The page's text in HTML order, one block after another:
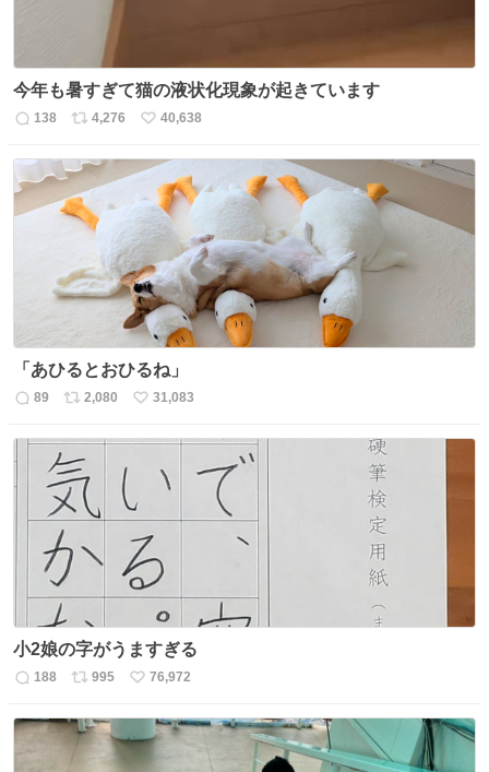
今年も暑すぎて猫の液状化現象が起きています
返
138
リ
ス
ト
数
4,276
い
ね
数
40,638
「あひるとおひるね」
返
89
リ
ト
数
2,080
い
31,083
小2娘の字がうますぎる
返
数
188
リ
ス
995
い
ね
76,972